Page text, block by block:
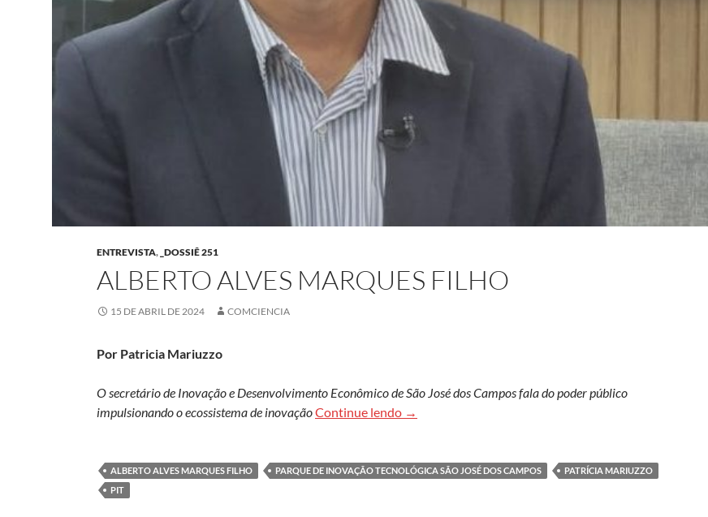
ENTREVISTA, _DOSSIÊ 251
ALBERTO ALVES MARQUES FILHO
15 DE ABRIL DE 2024 COMCIENCIA
Por Patricia Mariuzzo
O secretário de Inovação e Desenvolvimento Econômico de São José dos Campos fala do poder público
impulsionando o ecossistema de inovaçãoContinue lendo Alberto Alves Marques Filho
→
ALBERTO ALVES MARQUES FILHO PARQUE DE INOVAÇÃO TECNOLÓGICA SÃO JOSÉ DOS CAMPOS
PATRÍCIA MARIUZZO
PIT